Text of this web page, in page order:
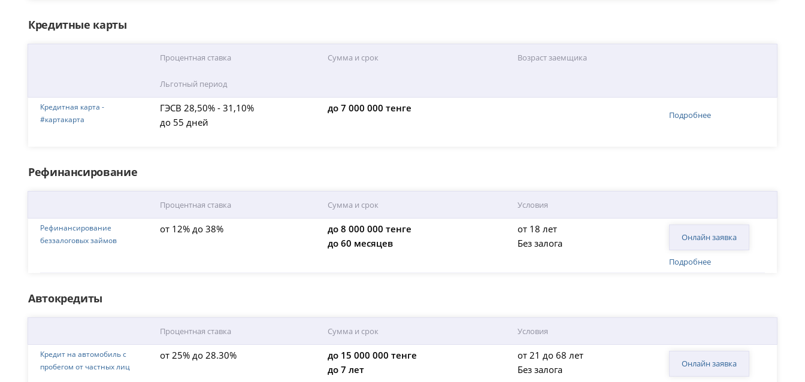
Кредитные карты
Процентная ставка Сумма и срок Возраст заемщика
Льготный период
Кредитная карта -
#картакарта
ГЭСВ 28,50% - 31,10%
до 7 000 000 тенге
до 55 дней
Подробнее
Рефинансирование
Процентная ставка Сумма и срок Условия
Рефинансирование
беззалоговых займов
от 12% до 38%
до 8 000 000 тенге
до 60 месяцев
от 18 лет
Без залога
Подробнее
Онлайн заявка
Автокредиты
Процентная ставка Сумма и срок Условия
Кредит на автомобиль с
пробегом от частных лиц
от 25% до 28.30%
до 15 000 000 тенге
до 7 лет
от 21 до 68 лет
Без залога
Онлайн заявка